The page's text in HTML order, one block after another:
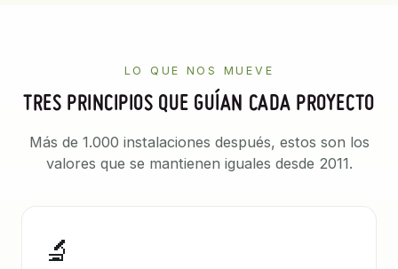
LO QUE NOS MUEVE
TRES PRINCIPIOS QUE GUÍAN CADA PROYECTO
Más de 1.000 instalaciones después, estos son los
valores que se mantienen iguales desde 2011.
🔬